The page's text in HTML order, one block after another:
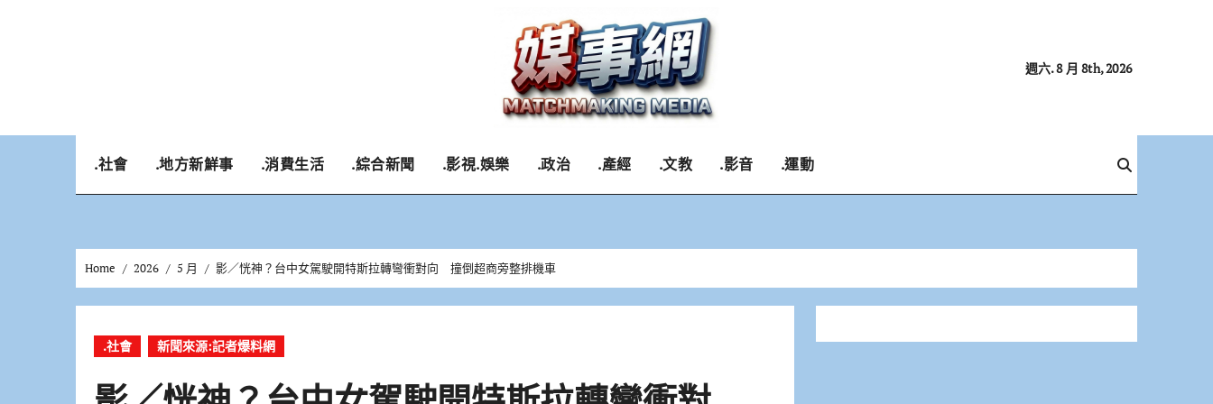
週六. 8 月 8th, 2026
.社會 .地方新鮮事 .消費生活 .綜合新聞 .影視.娛樂 .政治 .產經 .文教 .影音 .運動
Home 2026 5 月 影／恍神？台中女駕駛開特斯拉轉彎衝對向 撞倒超商旁整排機車
.社會 新聞來源:記者爆料網